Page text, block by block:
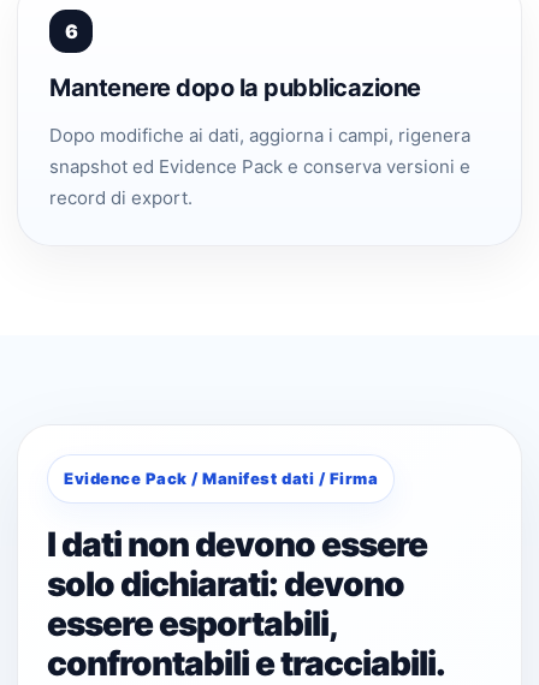
6
Mantenere dopo la pubblicazione
Dopo modifiche ai dati, aggiorna i campi, rigenera
snapshot ed Evidence Pack e conserva versioni e
record di export.
Evidence Pack / Manifest dati / Firma
I dati non devono essere
solo dichiarati: devono
essere esportabili,
confrontabili e tracciabili.